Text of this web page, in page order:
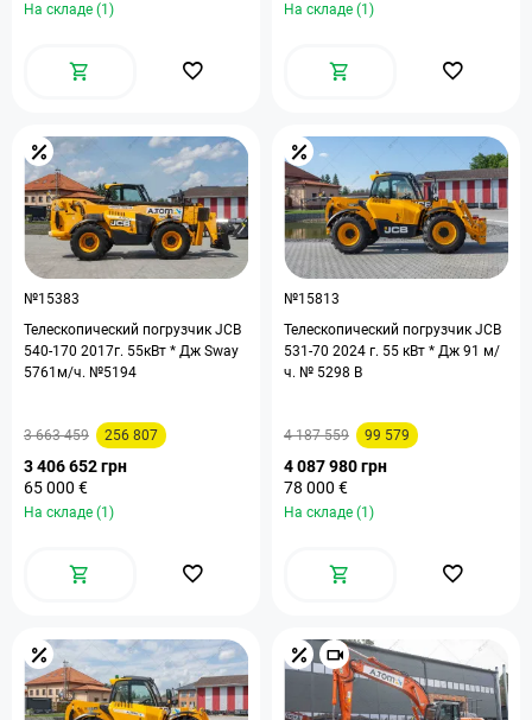
На складе (1) На складе (1)
№15383
Телескопический погрузчик JCB
540-170 2017г. 55кВт * Дж Sway
5761м/ч. №5194
3 663 459 256 807
3 406 652 грн
65 000 €
На складе (1)
№15813
Телескопический погрузчик JCB
531-70 2024 г. 55 кВт * Дж 91 м/
ч. № 5298 B
4 187 559 99 579
4 087 980 грн
78 000 €
На складе (1)